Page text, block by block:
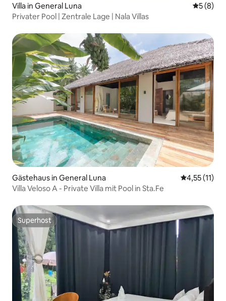
Villa in General Luna
5 (8)
Privater Pool | Zentrale Lage | Nala Villas
Gästehaus in General Luna
4,55 (11)
Villa Veloso A - Private Villa mit Pool in Sta.Fe
Superhost
Superhost